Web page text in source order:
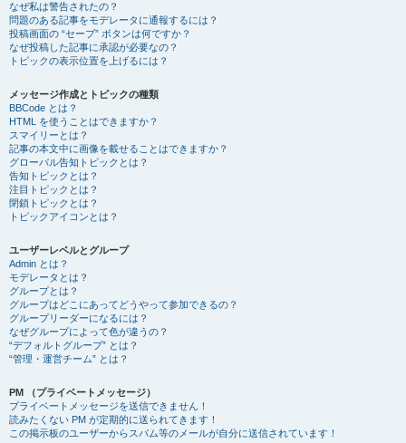
なぜ私は警告されたの？
問題のある記事をモデレータに通報するには？
投稿画面の “セーブ” ボタンは何ですか？
なぜ投稿した記事に承認が必要なの？
トピックの表示位置を上げるには？
メッセージ作成とトピックの種類
BBCode とは？
HTML を使うことはできますか？
スマイリーとは？
記事の本文中に画像を載せることはできますか？
グローバル告知トピックとは？
告知トピックとは？
注目トピックとは？
閉鎖トピックとは？
トピックアイコンとは？
ユーザーレベルとグループ
Admin とは？
モデレータとは？
グループとは？
グループはどこにあってどうやって参加できるの？
グループリーダーになるには？
なぜグループによって色が違うの？
“デフォルトグループ” とは？
“管理・運営チーム” とは？
PM （プライベートメッセージ）
プライベートメッセージを送信できません！
読みたくない PM が定期的に送られてきます！
この掲示板のユーザーからスパム等のメールが自分に送信されています！